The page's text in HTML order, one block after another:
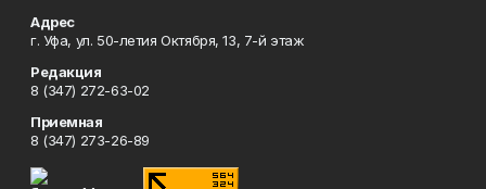
Адрес
г. Уфа, ул. 50-летия Октября, 13, 7-й этаж
Редакция
8 (347) 272-63-02
Приемная
8 (347) 273-26-89